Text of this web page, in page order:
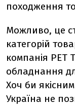
походження
Можливо, це
категорій
компанія PET
обладнання
Хоч би
Україна не